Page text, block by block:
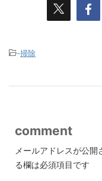
-掃除
comment
メールアドレスが公開
る欄は必須項目です